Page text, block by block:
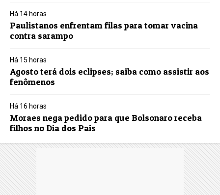
Há 14 horas
Paulistanos enfrentam filas para tomar vacina
contra sarampo
Há 15 horas
Agosto terá dois eclipses; saiba como assistir aos
fenômenos
Há 16 horas
Moraes nega pedido para que Bolsonaro receba
filhos no Dia dos Pais